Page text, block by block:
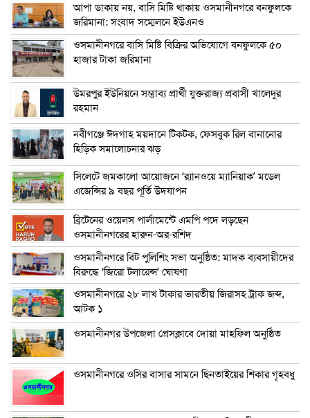
আপা ডাকায় নয়, বাসি মিষ্টি থাকায় ওসমানীনগরে বনফুলকে
জরিমানা: সংবাদ সম্মেলনে ইউএনও
ওসমানীনগরে বাসি মিষ্টি বিক্রির অভিযোগে বনফুলকে ৫০
হাজার টাকা জরিমানা
উমরপুর ইউনিয়নে সম্ভাব্য প্রার্থী যুক্তরাজ্য প্রবাসী খালেদুর
রহমান
নবীগঞ্জে ঈদগাহ ময়দানে টিকটক, ফেসবুক রিল বানানোর
হিড়িক সমালোচনার ঝড়
সিলেটে জমকালো আয়োজনে ‘র‍্যানওয়ে ম্যানিয়াক’ মডেল
এজেন্সির ৯ বছর পূর্তি উদযাপন
ব্রিটেনের ওয়েলস পার্লামেন্টে এমপি পদে লড়ছেন
ওসমানীনগরের হারুন-অর-রশিদ
ওসমানীনগরে বিট পুলিশিং সভা অনুষ্ঠিত: মাদক ব্যবসায়ীদের
বিরুদ্ধে ‘জিরো টলারেন্স’ ঘোষণা
ওসমানীনগরে ২৮ লাখ টাকার ভারতীয় জিরাসহ ট্রাক জব্দ,
আটক ১
ওসমানীনগর উপজেলা প্রেসক্লাবে দোয়া মাহফিল অনুষ্ঠিত
ওসমানীনগরে ওসির বাসার সামনে ছিনতাইয়ের শিকার গৃহবধু